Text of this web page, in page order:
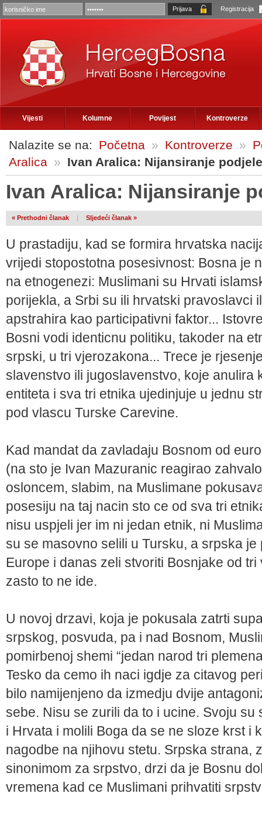
Registracija
Vijesti Kolumne Povijest Kontroverze
Nalazite se na: Početna » Kontroverze »
Aralica » Ivan Aralica: Nijansiranje podjele
Ivan Aralica: Nijansiranje
« Prethodni članak | Sljedeći članak »
U prastadiju, kad se formira hrvatska
vrijedi stopostotna posesivnost: Bosna je
na etnogenezi: Muslimani su Hrvati
porijekla, a Srbi su ili hrvatski pravoslavci
apstrahira kao participativni faktor...
Bosni vodi identicnu politiku, takoder na
srpski, u tri vjerozakona... Trece je
slavenstvo ili jugoslavenstvo, koje anulira
entiteta i sva tri etnika ujedinjuje u jednu
pod vlascu Turske Carevine.
Kad mandat da zavladaju Bosnom od
(na sto je Ivan Mazuranic reagirao
osloncem, slabim, na Muslimane
posesiju na taj nacin sto ce od sva tri
nisu uspjeli jer im ni jedan etnik, ni
su se masovno selili u Tursku, a srpska
Europe i danas zeli stvoriti Bosnjake od
zasto to ne ide.
U novoj drzavi, koja je pokusala zatrti
srpskog, posvuda, pa i nad Bosnom,
pomirbenoj shemi “jedan narod tri
Tesko da cemo ih naci igdje za citavog
bilo namijenjeno da izmedju dvije
sebe. Nisu se zurili da to i ucine. Svoju
i Hrvata i molili Boga da se ne sloze krst i
nagodbe na njihovu stetu. Srpska strana,
sinonimom za srpstvo, drzi da je Bosnu
vremena kad ce Muslimani prihvatiti